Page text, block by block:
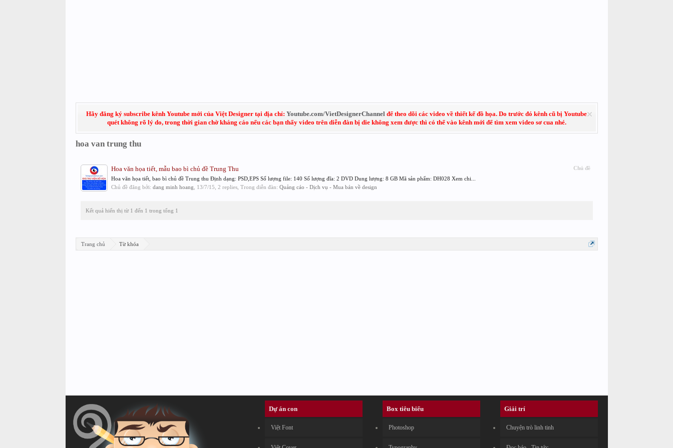
Hãy đăng ký subscribe kênh Youtube mới của Việt Designer tại địa chỉ: Youtube.com/VietDesignerChannel để theo dõi các video về thiết kế đồ họa. Do trước đó kênh cũ bị Youtube
quét không rõ lý do, trong thời gian chờ kháng cáo nếu các bạn thấy video trên diễn đàn bị die không xem được thì có thể vào kênh mới để tìm xem video sơ cua nhé.
hoa van trung thu
Chủ đề
Hoa văn họa tiết, mẫu bao bì chủ đề Trung Thu
Hoa văn họa tiết, bao bì chủ đề Trung thu Định dạng: PSD,EPS Số lượng file: 140 Số lượng đĩa: 2 DVD Dung lượng: 8 GB Mã sản phẩm: DH028 Xem chi...
Chủ đề đăng bởi: dang minh hoang 13/7/15 , 2 replies, Trong diễn đàn: Quảng cáo - Dịch vụ - Mua bán về design
Kết quả hiển thị từ 1 đến 1 trong tổng 1
Trang chủ Từ khóa
Dự án con
Việt Font
Box tiêu biểu
Photoshop
Giải trí
Chuyện trò linh tinh